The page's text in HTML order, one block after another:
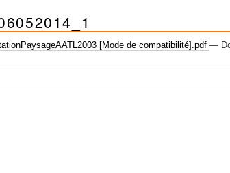
[Mode de compatibilité].pdf—